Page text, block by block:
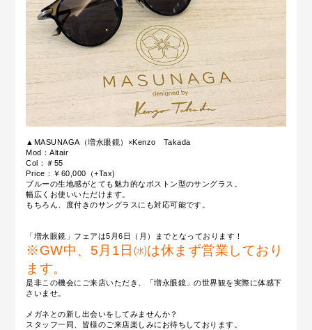
▲MASUNAGA（増永眼鏡）×Kenzo Takada
Mod：Altair
Col：＃55
Price：￥60,000（+Tax)
ブルーの生地感がとても魅力的なボストン型のサングラス。
幅広くお使いいただけます。
もちろん、度付きのサングラスにも対応可能です。
「 増永眼鏡」フェアは5月6日（月）までとなっております！
※GW中、5月1日㈬は休まず営業しており
ます。
是非この機会にご来店いただき、 「増永眼鏡」の世界観を実際に体感下
さいませ。
メガネとの新し出会いをしてみませんか？
スタッフ一同、皆様のご来店楽しみにお待ちしております。